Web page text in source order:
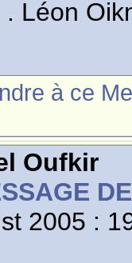
Léon
à ce
Oufkir
2005 :